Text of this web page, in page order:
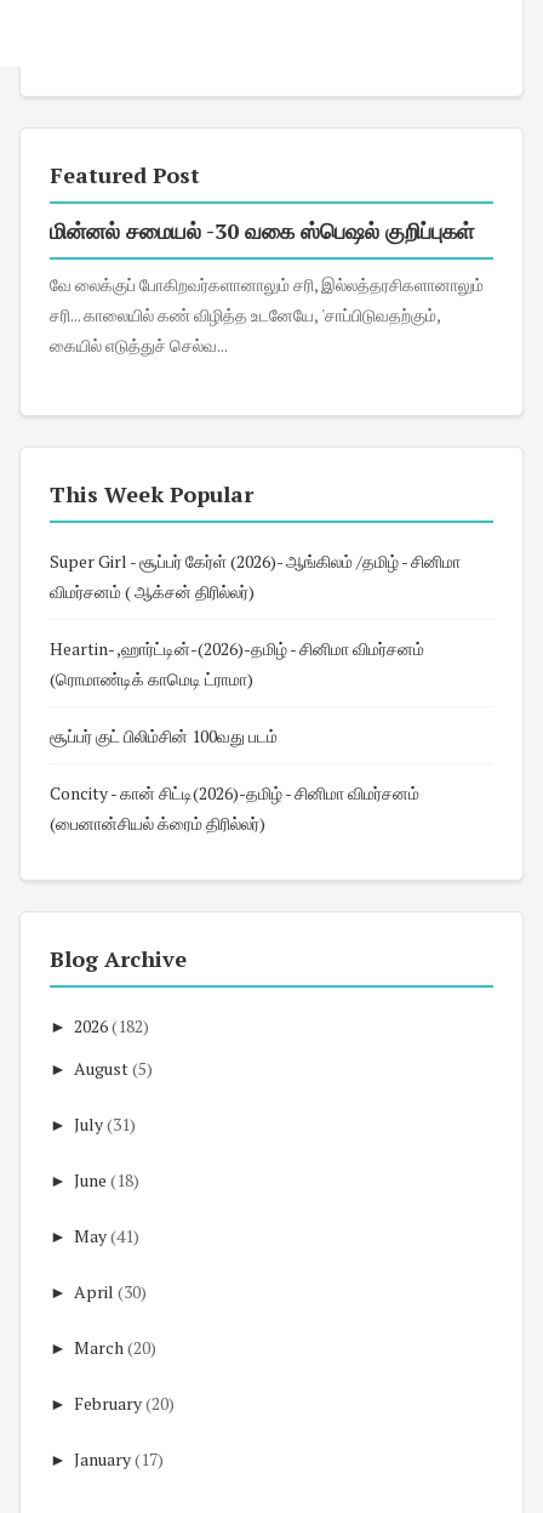
Featured Post
மின்னல் சமையல் -30 வகை ஸ்பெஷல் குறிப்புகள்
வே லைக்குப் போகிறவர்களானாலும் சரி, இல்லத்தரசிகளானாலும்
சரி... காலையில் கண் விழித்த உடனேயே, 'சாப்பிடுவதற்கும்,
கையில் எடுத்துச் செல்வ...
This Week Popular
Super Girl - சூப்பர் கேர்ள் (2026)- ஆங்கிலம் /தமிழ் - சினிமா
விமர்சனம் ( ஆக்சன் திரில்லர்)
Heartin- ,ஹார்ட்டின்-(2026)-தமிழ் - சினிமா விமர்சனம்
(ரொமாண்டிக் காமெடி ட்ராமா)
சூப்பர் குட் பிலிம்சின் 100வது படம்
Concity - கான் சிட்டி(2026)-தமிழ் - சினிமா விமர்சனம்
(பைனான்சியல் க்ரைம் திரில்லர்)
Blog Archive
► 2026(182)
► August(5)
► July(31)
► June (18)
► May(41)
► April (30)
► March(20)
► February(20)
► January(17)